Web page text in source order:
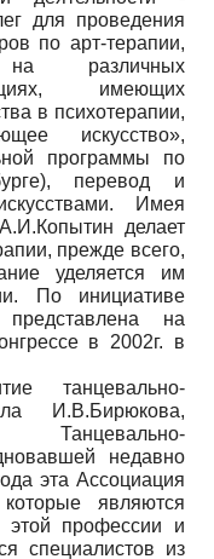
для проведения
по арт-терапии,
на различных
имеющих
в психотерапии,
искусство»,
программы по
перевод и
Имея
делает
прежде всего,
уделяется им
По инициативе
на
в 2002г. в
танцевально-
И.В.Бирюкова,
Танцевально-
недавно
эта Ассоциация
являются
профессии и
специалистов из